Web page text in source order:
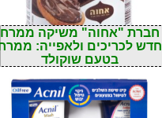
חברת "אחוה" משיקה ממרח
חדש לכריכים ולאפייה:
בטעם שוקולד